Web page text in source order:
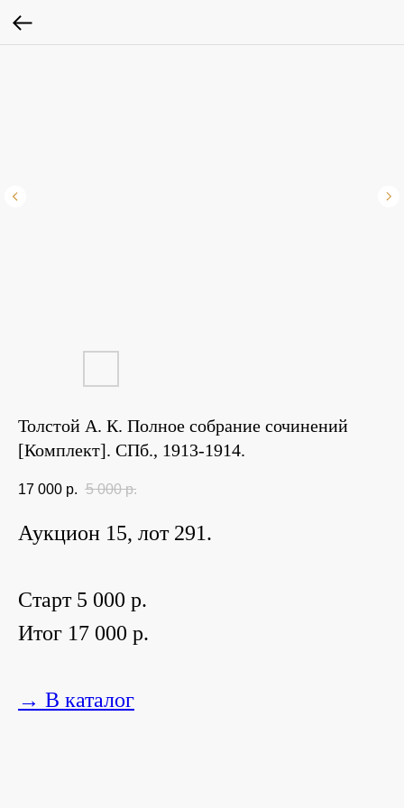
Толстой А. К. Полное собрание сочинений
[Комплект]. СПб., 1913-1914.
17 000 р. 5 000 р.
Аукцион 15, лот 291.
Старт 5 000 р.
Итог 17 000 р.
→ В каталог